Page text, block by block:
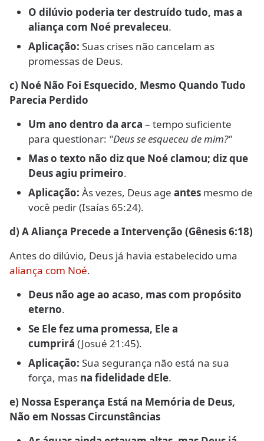
O dilúvio poderia ter destruído tudo, mas a
aliança com Noé prevaleceu.
Aplicação: Suas crises não cancelam as
promessas de Deus.
c) Noé Não Foi Esquecido, Mesmo Quando Tudo
Parecia Perdido
Um ano dentro da arca – tempo suficiente
para questionar: "Deus se esqueceu de mim?"
Mas o texto não diz que Noé clamou; diz que
Deus agiu primeiro.
Aplicação: Às vezes, Deus age antes mesmo de
você pedir (Isaías 65:24).
d) A Aliança Precede a Intervenção (Gênesis 6:18)
Antes do dilúvio, Deus já havia estabelecido uma
aliança com Noé.
Deus não age ao acaso, mas com propósito
eterno.
Se Ele fez uma promessa, Ele a
cumprirá (Josué 21:45).
Aplicação: Sua segurança não está na sua
força, mas na fidelidade dEle.
e) Nossa Esperança Está na Memória de Deus,
Não em Nossas Circunstâncias